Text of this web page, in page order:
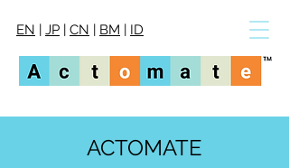
EN | JP | CN | BM | ID
ACTOMATE